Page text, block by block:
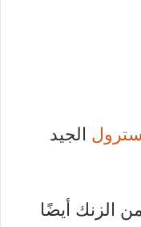
الجيد
الزنك أيضًا